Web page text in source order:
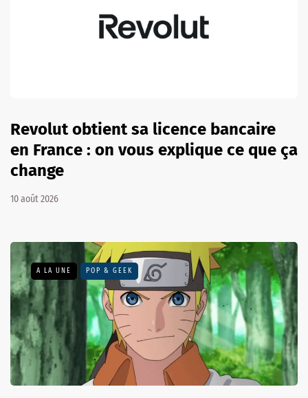
Revolut obtient sa licence bancaire
en France : on vous explique ce que ça
change
10 août 2026
A LA UNE POP & GEEK